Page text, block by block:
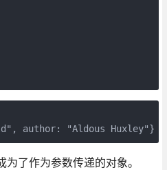
author: "Aldous Huxley"}
了作为参数传递的对象。